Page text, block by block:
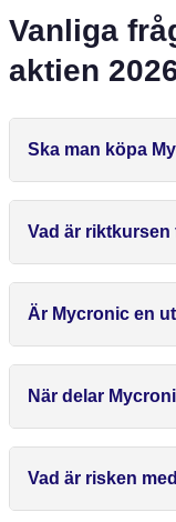
Vanliga
aktien
Ska man köpa
Vad är
Är Mycronic en
När delar
Vad är risken